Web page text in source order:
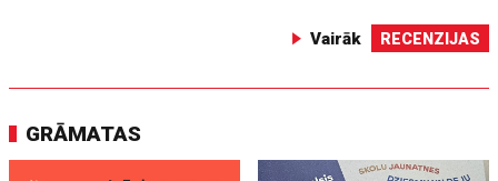
Vairāk RECENZIJAS
GRĀMATAS